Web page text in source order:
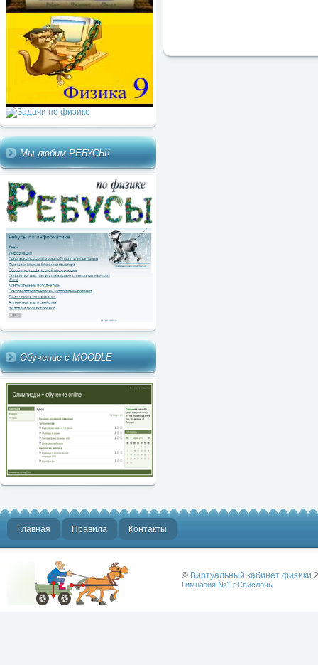
Мы любим РЕБУСЫ!
Обучение с MOODLE
Главная Правила Контакты
© Виртуальный кабинет физики
Гимназия №1 г.Свислочь